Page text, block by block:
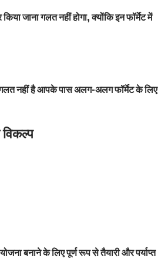
जाना गलत नहीं होगा, क्योंकि इन फॉर्मेट में
नहीं है आपके पास अलग-अलग फॉर्मेट के लिए
बनाने के लिए पूर्ण रूप से तैयारी और पर्याप्त